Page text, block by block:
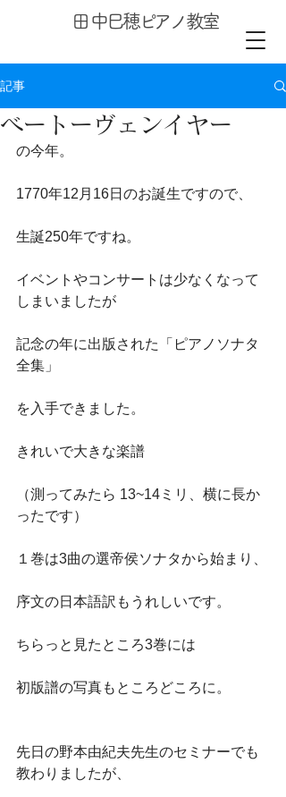
​田中巳穂ピアノ教室
記事
ベートーヴェンイヤー
の今年。
1770年12月16日のお誕生ですので、
生誕250年ですね。
イベントやコンサートは少なくなって
しまいましたが
記念の年に出版された「ピアノソナタ
全集」
を入手できました。
きれいで大きな楽譜
（測ってみたら 13~14ミリ、横に長か
ったです）
１巻は3曲の選帝侯ソナタから始まり、
序文の日本語訳もうれしいです。
ちらっと見たところ3巻には
初版譜の写真もところどころに。
先日の野本由紀夫先生のセミナーでも
教わりましたが、